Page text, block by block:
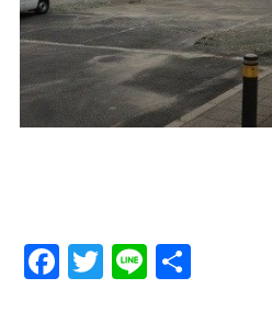
Facebook
Twitter
LineShare